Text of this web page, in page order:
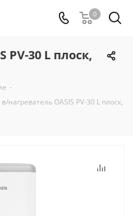
0
PV-30 L плоск,
-
в/нагреватель OASIS PV-30 L плоск,